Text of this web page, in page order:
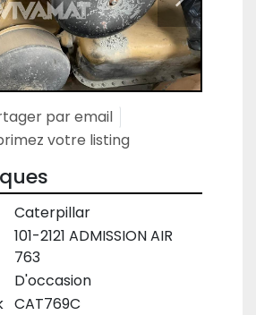
par email
votre listing
Caterpillar
101-2121 ADMISSION AIR
763
D'occasion
CAT769C